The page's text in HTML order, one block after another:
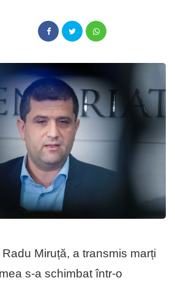
Miruță, a transmis marți
s-a schimbat într-o